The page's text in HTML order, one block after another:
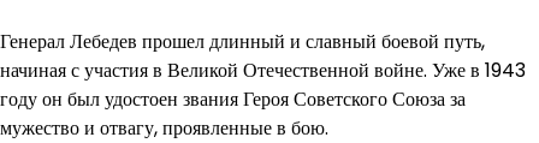
Генерал Лебедев прошел длинный и славный боевой путь,
начиная с участия в Великой Отечественной войне. Уже в 1943
году он был удостоен звания Героя Советского Союза за
мужество и отвагу, проявленные в бою.